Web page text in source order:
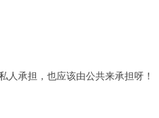
人承担，也应该由公共来承担呀！